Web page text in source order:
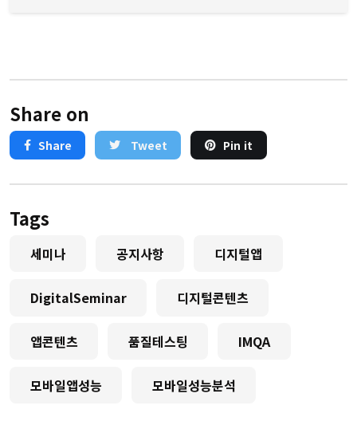
Share on
Share Tweet Pin it
Tags
세미나 공지사항 디지털앱
DigitalSeminar 디지털콘텐츠
앱콘텐츠 품질테스팅 IMQA
모바일앱성능 모바일성능분석